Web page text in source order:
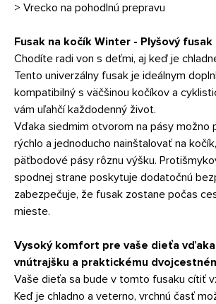
> Vrecko na pohodlnú prepravu
Fusak na kočík Winter - Plyšový
Chodíte radi von s deťmi, aj keď je
Tento univerzálny fusak je ideálnym
kompatibilný s väčšinou kočíkov a
vám uľahčí každodenný život.
Vďaka siedmim otvorom na pásy možno
rýchlo a jednoducho nainštalovať na
päťbodové pásy rôznu výšku.
spodnej strane poskytuje dodatočnú
zabezpečuje, že fusak zostane počas
mieste.
Vysoký komfort pre vaše dieťa
vnútrajšku a praktickému
Vaše dieťa sa bude v tomto fusaku cítiť
Keď je chladno a veterno, vrchnú časť